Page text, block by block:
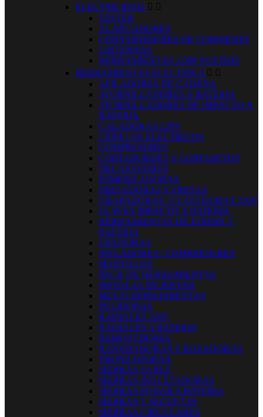
ELECTRICIDAD  
TESTER
ALARGADORES
CONVERTIDORES DE CORRIENTE
LINTERNAS
HERRAMIENTAS 1.000 VOLTIOS
HERRAMIENTAS ELECTRICA  
AFILADORES DE CADENA
ATORNILLADORES A BATERIA
ATORNILLADORES DE IMPACTO A
BATERIA
CALADORAS 220V
CEPILLOS ELECTRICOS
COMPRESORES
CORTABORDES Y CORTASETOS
DECAPADORES
ESMERILADORAS
FRESADORAS Y FRESAS
GRAPADORAS / CLAVADORAS 220V
LLAVES IMPACTO A BATERIA
HERRAMIENTAS DE JARDIN A
BATERIA
LIJADORAS
INFLADORES / COMPRESORES
MARTILLOS
PACK DE HERRAMIENTAS
PISTOLAS DE PINTAR
MULTI-HERRAMIENTAS
PULIDORAS
RADIALES 220V
RADIALES A BATERIA
REMOVEDORES
RANURADORAS Y ROZADORAS
TRONZADORAS
SIERRAS SABLE
SIERRAS INGLETADORAS
SIERRAS PODAR A BATERIA
SIERRAS Y SEGUETAS
SIERRAS CIRCULARES